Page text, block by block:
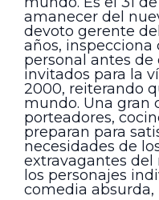
amanecer del
devoto gerente
años,
personal antes
invitados para la
2000, reiterando
mundo. Una gran
porteadores,
preparan para
necesidades de
extravagantes del
los personajes
comedia absurda,